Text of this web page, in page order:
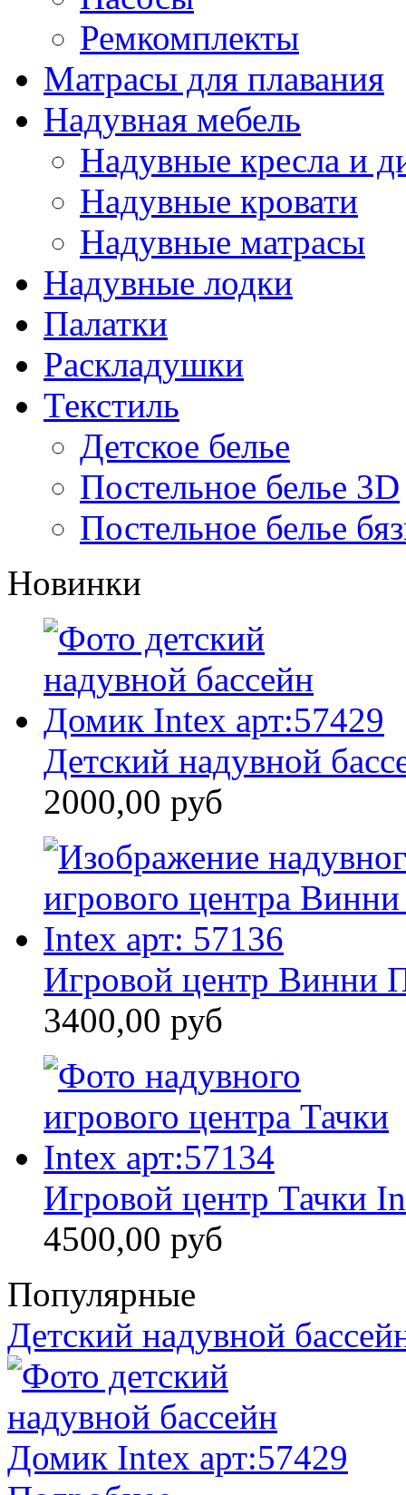
Ремкомплекты
Матрасы для плавания
Надувная мебель
Надувные кресла и
Надувные кровати
Надувные матрасы
Надувные лодки
Палатки
Раскладушки
Текстиль
Детское белье
Постельное белье 3D
Постельное белье
Новинки
Детский надувной
2000,00 руб
Игровой центр Винни
3400,00 руб
Игровой центр Тачки
4500,00 руб
Популярные
Детский надувной